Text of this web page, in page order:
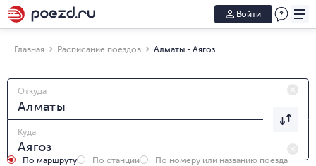
Войти
Главная Расписание поездов Алматы - Аягоз
Откуда
Куда
По маршруту По станции
По номеру или названию поезда